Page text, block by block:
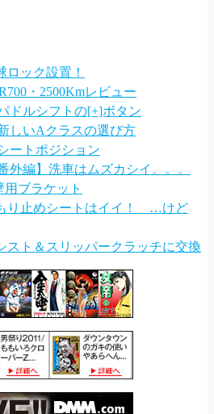
ロック設置！
・2500Kmレビュー
ドルシフトの[+]ボタン
しいAクラスの選び方
ートポジション
外編】洗車はムズカシイ。。。
用ブラケット
り止めシートはイイ！ …けど
スト＆スリッパークラッチに交換